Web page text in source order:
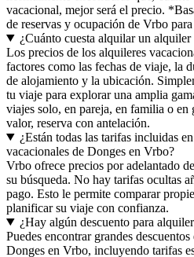
vacacional, mejor será el precio.
de reservas y ocupación de Vrbo
¿Cuánto cuesta alquilar un
Los precios de los alquileres
factores como las fechas de viaje, la
de alojamiento y la ubicación.
tu viaje para explorar una amplia
viajes solo, en pareja, en familia o en
valor, reserva con antelación.
¿Están todas las tarifas incluidas
vacacionales de Donges en Vrbo?
Vrbo ofrece precios por adelantado
su búsqueda. No hay tarifas ocultas
pago. Esto le permite comparar
planificar su viaje con confianza.
¿Hay algún descuento para
Puedes encontrar grandes
Donges en Vrbo, incluyendo tarifas